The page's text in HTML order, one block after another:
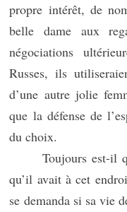
propre intérêt, de
belle dame aux
négociations
Russes, ils
d’une autre jolie
que la défense de
du choix.
Toujours est-il
qu’il avait à cet
se demanda si sa vie